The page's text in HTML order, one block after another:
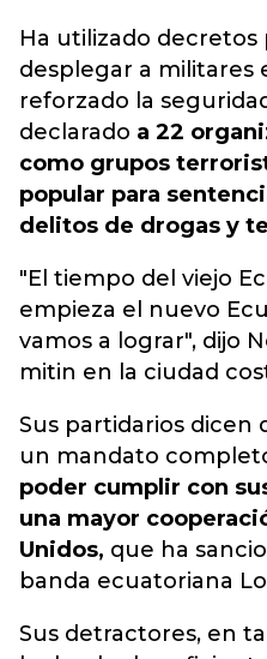
Ha utilizado decretos
desplegar a militares
reforzado la
declarado a 22
como grupos
popular para
delitos de drogas y
"El tiempo del viejo
empieza el nuevo
vamos a lograr", dijo
mitin en la ciudad
Sus partidarios dicen
un mandato
poder cumplir con
una mayor
Unidos, que ha
banda ecuatoriana
Sus detractores, en